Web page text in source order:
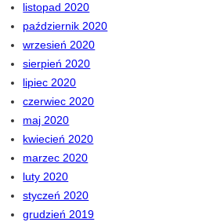
listopad 2020
październik 2020
wrzesień 2020
sierpień 2020
lipiec 2020
czerwiec 2020
maj 2020
kwiecień 2020
marzec 2020
luty 2020
styczeń 2020
grudzień 2019